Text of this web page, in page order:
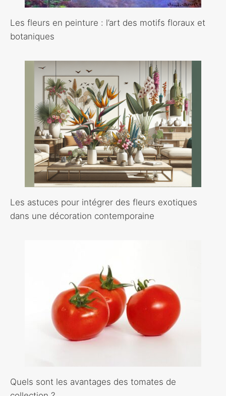
Les fleurs en peinture : l’art des motifs floraux et
botaniques
Les astuces pour intégrer des fleurs exotiques
dans une décoration contemporaine
Quels sont les avantages des tomates de